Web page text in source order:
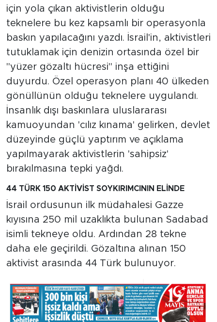
için yola çıkan aktivistlerin olduğu
teknelere bu kez kapsamlı bir operasyonla
baskın yapılacağını yazdı. İsrail'in, aktivistleri
tutuklamak için denizin ortasında özel bir
"yüzer gözaltı hücresi" inşa ettiğini
duyurdu. Özel operasyon planı 40 ülkeden
gönüllünün olduğu teknelere uygulandı.
İnsanlık dışı baskınlara uluslararası
kamuoyundan 'cılız kınama' gelirken, devlet
düzeyinde güçlü yaptırım ve açıklama
yapılmayarak aktivistlerin 'sahipsiz'
bırakılmasına tepki yağdı.
44 TÜRK 150 AKTİVİST SOYKIRIMCININ ELİNDE
İsrail ordusunun ilk müdahalesi Gazze
kıyısına 250 mil uzaklıkta bulunan Sadabad
isimli tekneye oldu. Ardından 28 tekne
daha ele geçirildi. Gözaltına alınan 150
aktivist arasında 44 Türk bulunuyor.